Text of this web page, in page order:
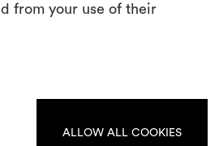
from your use of their
ALLOW ALL COOKIES
pour donner vie à vos idées et